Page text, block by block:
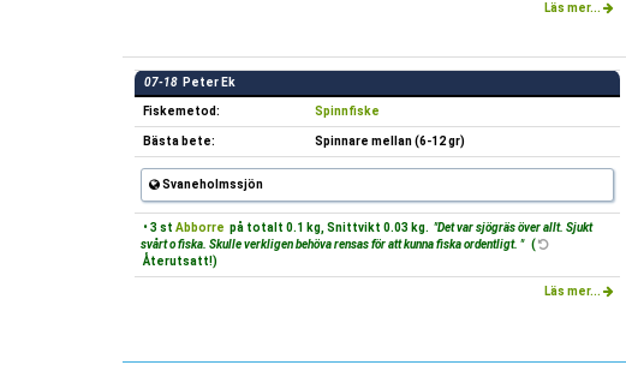
Läs mer...
07-18 Peter Ek
Fiskemetod: Spinnfiske
Bästa bete: Spinnare mellan (6-12 gr)
Svaneholmssjön
• 3 st Abborre på totalt 0.1 kg, Snittvikt 0.03 kg. "Det var sjögräs över allt. Sjukt
svårt o fiska. Skulle verkligen behöva rensas för att kunna fiska ordentligt. " (
Återutsatt!)
Läs mer...